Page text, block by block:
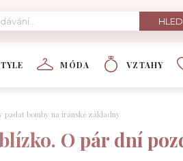
MÓDA VZTAHY
bomby na íránské základny
O pár dní